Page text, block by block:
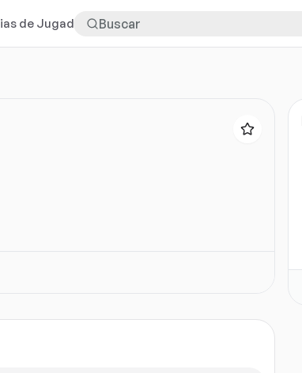
de Jugadores Más